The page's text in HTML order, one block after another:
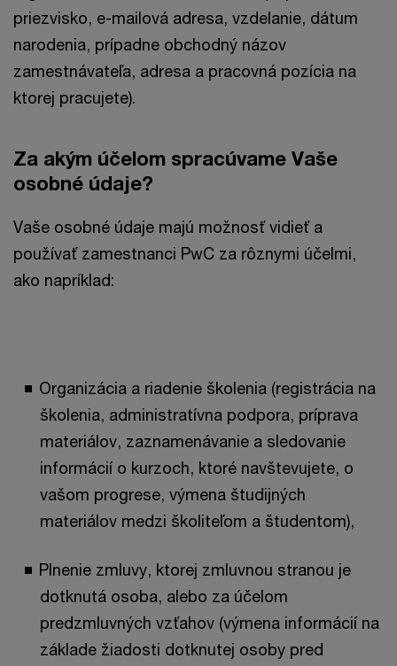
priezvisko, e-mailová adresa, vzdelanie, dátum
narodenia, prípadne obchodný názov
zamestnávateľa, adresa a pracovná pozícia na
ktorej pracujete).
Za akým účelom spracúvame Vaše
osobné údaje?
Vaše osobné údaje majú možnosť vidieť a
používať zamestnanci PwC za rôznymi účelmi,
ako napríklad:
Organizácia a riadenie školenia (registrácia na
školenia, administratívna podpora, príprava
materiálov, zaznamenávanie a sledovanie
informácií o kurzoch, ktoré navštevujete, o
vašom progrese, výmena študijných
materiálov medzi školiteľom a študentom),
Plnenie zmluvy, ktorej zmluvnou stranou je
dotknutá osoba, alebo za účelom
predzmluvných vzťahov (výmena informácií na
základe žiadosti dotknutej osoby pred